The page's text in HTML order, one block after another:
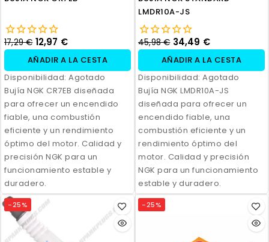
17,29 € 12,97 €
AÑADIR A LA CESTA
Disponibilidad: Agotado
Bujía NGK CR7EB diseñada
para ofrecer un encendido
fiable, una combustión
eficiente y un rendimiento
óptimo del motor. Calidad y
precisión NGK para un
funcionamiento estable y
duradero.
LMDR10A-JS
45,98 € 34,49 €
AÑADIR A LA CESTA
Disponibilidad: Agotado
Bujía NGK LMDR10A-JS
diseñada para ofrecer un
encendido fiable, una
combustión eficiente y un
rendimiento óptimo del
motor. Calidad y precisión
NGK para un funcionamiento
estable y duradero.
-25% -25%